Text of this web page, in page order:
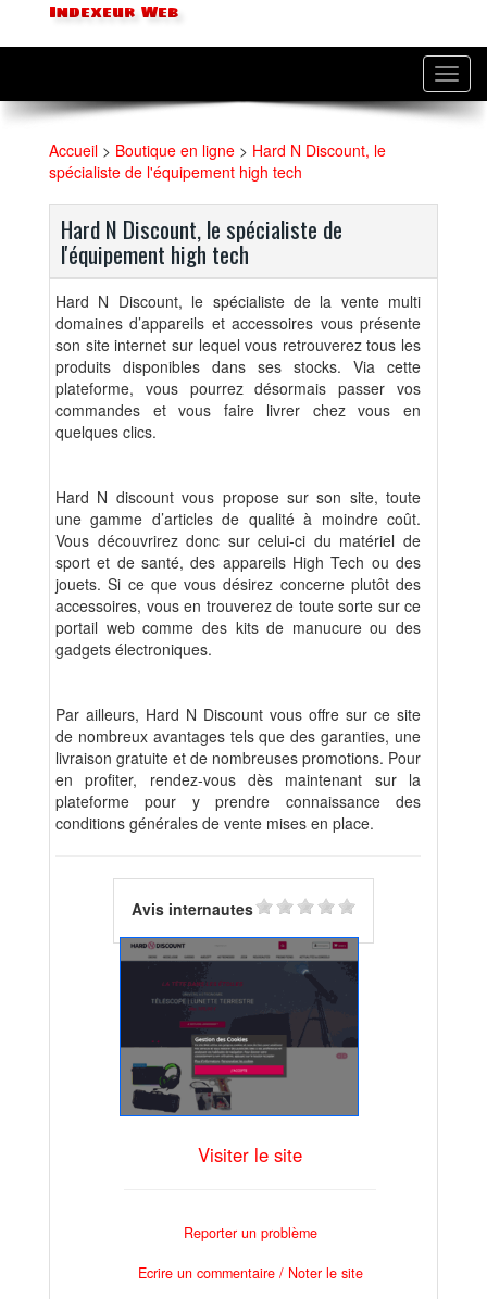
Indexeur Web
Accueil > Boutique en ligne > Hard N Discount, le
spécialiste de l'équipement high tech
Hard N Discount, le spécialiste de
l'équipement high tech
Hard N Discount, le spécialiste de la vente multi
domaines d’appareils et accessoires vous présente
son site internet sur lequel vous retrouverez tous les
produits disponibles dans ses stocks. Via cette
plateforme, vous pourrez désormais passer vos
commandes et vous faire livrer chez vous en
quelques clics.
Hard N discount vous propose sur son site, toute
une gamme d’articles de qualité à moindre coût.
Vous découvrirez donc sur celui-ci du matériel de
sport et de santé, des appareils High Tech ou des
jouets. Si ce que vous désirez concerne plutôt des
accessoires, vous en trouverez de toute sorte sur ce
portail web comme des kits de manucure ou des
gadgets électroniques.
Par ailleurs, Hard N Discount vous offre sur ce site
de nombreux avantages tels que des garanties, une
livraison gratuite et de nombreuses promotions. Pour
en profiter, rendez-vous dès maintenant sur la
plateforme pour y prendre connaissance des
conditions générales de vente mises en place.
Avis internautes
Visiter le site
Reporter un problème
Ecrire un commentaire / Noter le site